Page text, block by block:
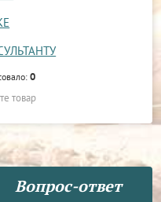
0
товар
Вопрос-ответ